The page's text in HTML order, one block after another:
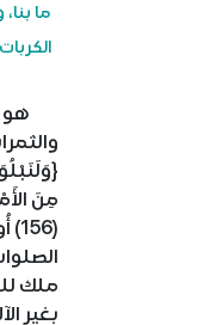
ما
هو -
ملك
بغير